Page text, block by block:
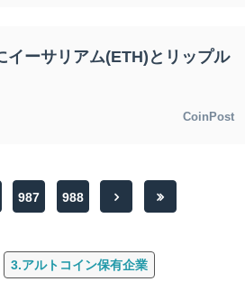
イーサリアム(ETH)とリップル
CoinPost
987 988
3.アルトコイン保有企業